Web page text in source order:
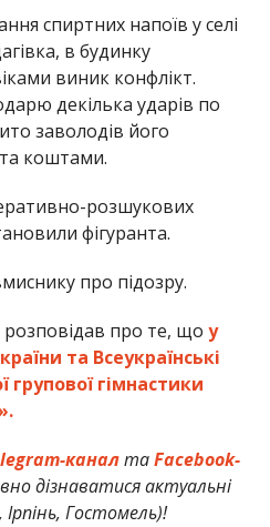
спиртних напоїв у селі
в будинку
виник конфлікт.
декілька ударів по
заволодів його
коштами.
розшукових
фігуранта.
про підозру.
про те, що у
та Всеукраїнські
групової гімнастики
каналтаFacebook-
дізнаватися актуальні
Ірпінь, Гостомель)!